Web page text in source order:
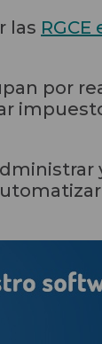
las
por